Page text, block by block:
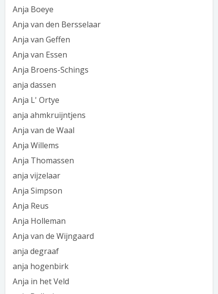
Anja Boeye
Anja van den Bersselaar
Anja van Geffen
Anja van Essen
Anja Broens-Schings
anja dassen
Anja L' Ortye
anja ahmkruijntjens
Anja van de Waal
Anja Willems
Anja Thomassen
anja vijzelaar
Anja Simpson
Anja Reus
Anja Holleman
Anja van de Wijngaard
anja degraaf
anja hogenbirk
Anja in het Veld